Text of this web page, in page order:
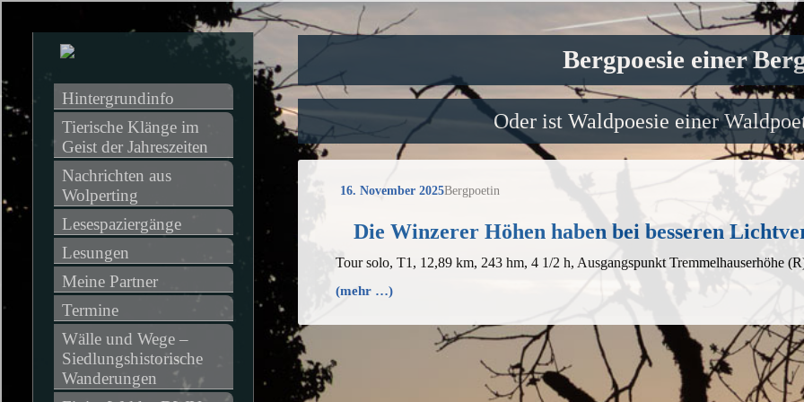
Bergpoesie einer
Oder ist Waldpoesie einer
16. November 2025Bergpoetin
Die Winzerer Höhen haben bei besseren
Tour solo, T1, 12,89 km, 243 hm, 4 1/2 h, Ausgangspunkt Tremmelhauserhöhe
(mehr …)
Hintergrundinfo
Tierische Klänge im
Geist der Jahreszeiten
Nachrichten aus
Wolperting
Lesespaziergänge
Lesungen
Meine Partner
Termine
Wälle und Wege –
Siedlungshistorische
Wanderungen